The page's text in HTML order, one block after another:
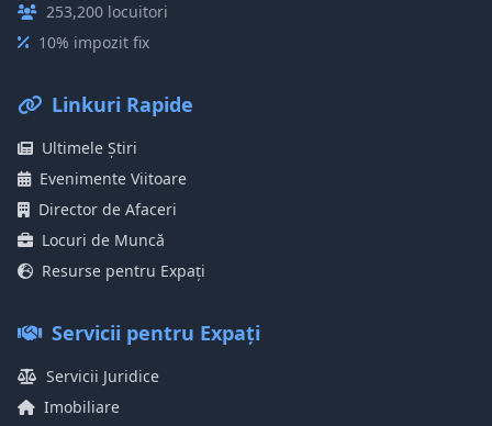
253,200 locuitori
10% impozit fix
Linkuri Rapide
Ultimele Știri
Evenimente Viitoare
Director de Afaceri
Locuri de Muncă
Resurse pentru Expați
Servicii pentru Expați
Servicii Juridice
Imobiliare